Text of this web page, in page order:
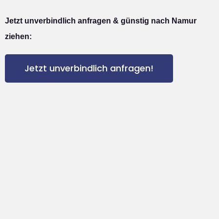
Jetzt unverbindlich anfragen & günstig nach Namur
ziehen:
Jetzt unverbindlich anfragen!